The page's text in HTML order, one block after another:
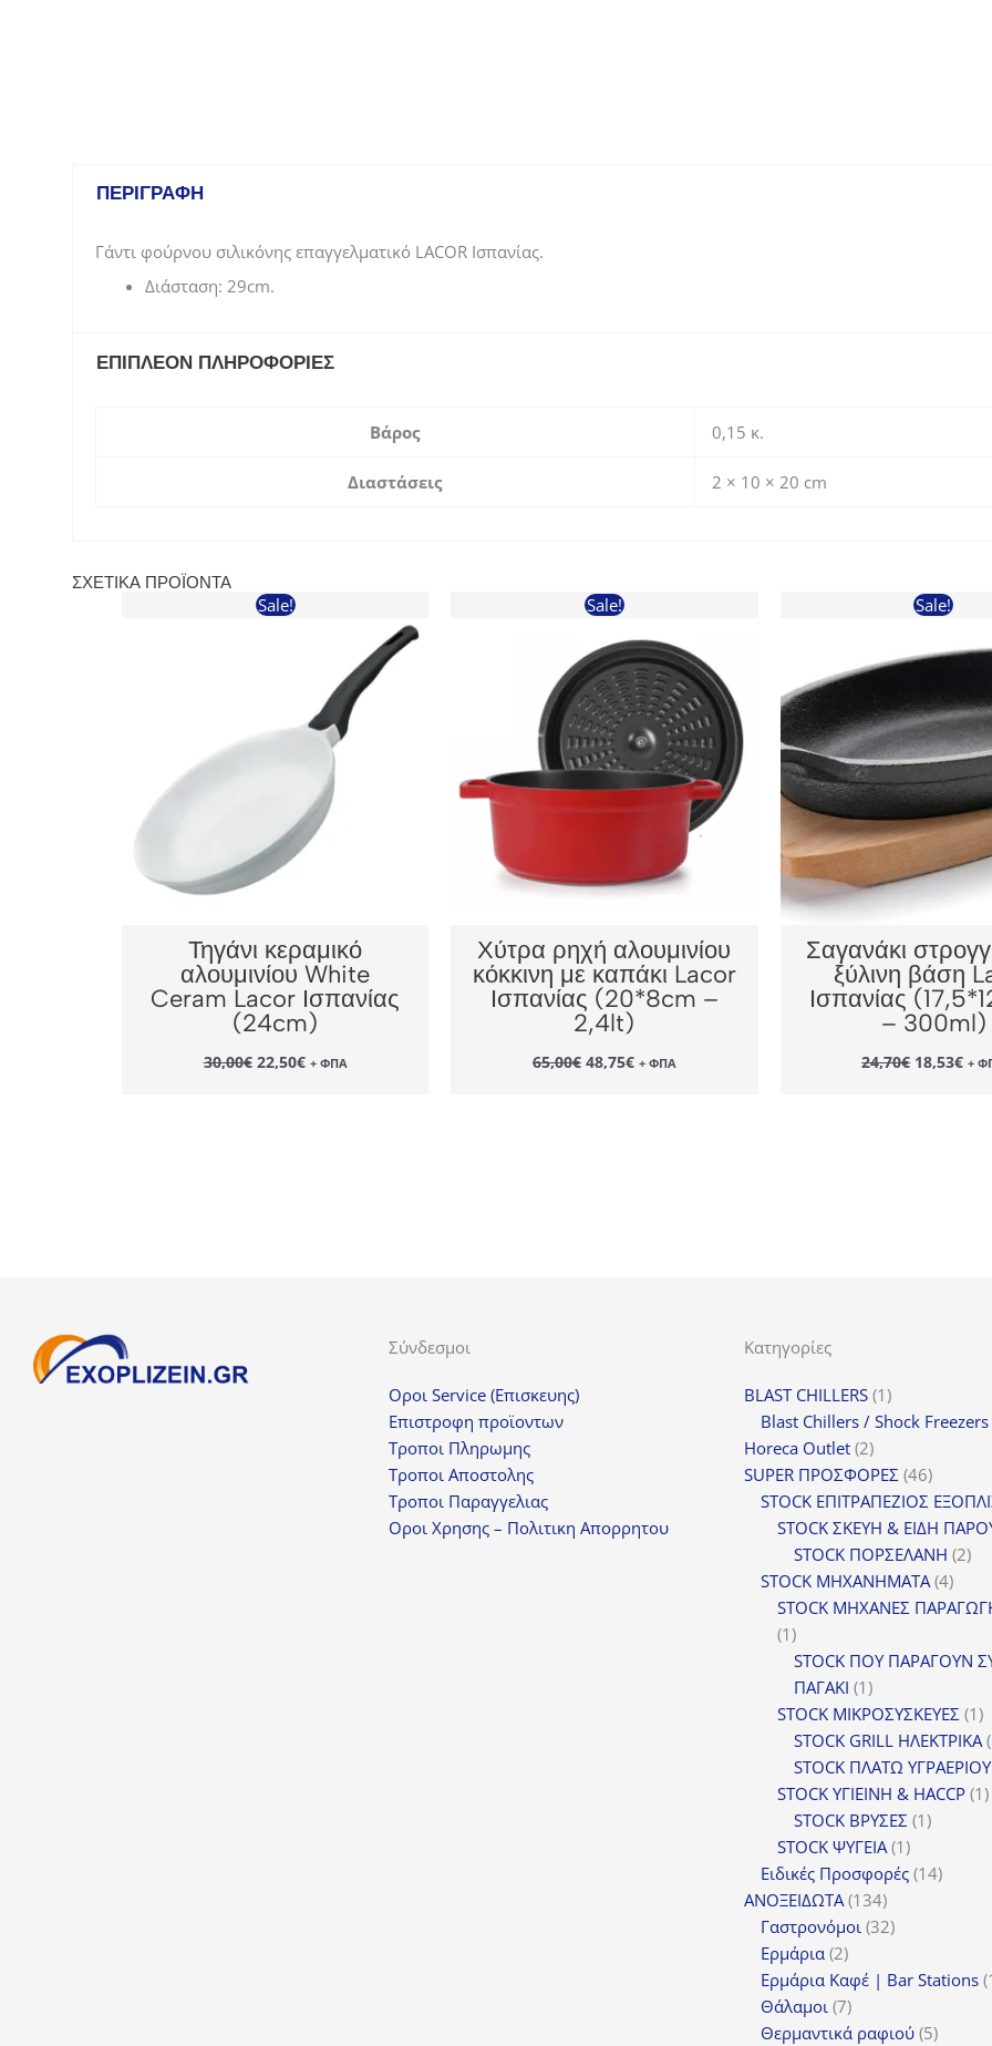
ΠΕΡΙΓΡΑΦΉ
Γάντι φούρνου σιλικόνης επαγγελματικό LACOR Ισπανίας.
Διάσταση: 29cm.
ΕΠΙΠΛΈΟΝ ΠΛΗΡΟΦΟΡΊΕΣ
Βάρος 0,15 κ.
Διαστάσεις 2 × 10 × 20 cm
ΣΧΕΤΙΚΆ ΠΡΟΪΌΝΤΑ
Sale!
Τηγάνι κεραμικό
αλουμινίου White
Ceram Lacor Ισπανίας
(24cm)
30,00€ Original
price
22,50€Η
τρέχουσα
+ ΦΠΑ
Sale!
Χύτρα ρηχή αλουμινίου
κόκκινη με καπάκι Lacor
Ισπανίας (20*8cm –
2,4lt)
65,00€ Original
price
48,75€Η
τρέχουσα
+ ΦΠΑ
Sale!
Σαγανάκι
ξύλινη βάση
Ισπανίας
– 300ml)
24,70€ Original
price
18,53€Η+
Σύνδεσμοι
Οροι Service (Επισκευης)
Επιστροφη προϊοντων
Τροποι Πληρωμης
Τροποι Αποστολης
Τροποι Παραγγελιας
Οροι Χρησης – Πολιτικη Απορρητου
Κατηγορίες
BLAST CHILLERS 11
προϊόν
Blast Chillers / Shock Freezers
Horeca Outlet 22
προϊόντα
SUPER ΠΡΟΣΦΟΡΕΣ 4646
STOCK ΕΠΙΤΡΑΠΕΖΙΟΣ
STOCK ΣΚΕΥΗ & ΕΙΔΗ
STOCK ΠΟΡΣΕΛΑΝΗ 22
STOCK ΜΗΧΑΝΗΜΑΤΑ 44
STOCK ΜΗΧΑΝΕΣ
11
προϊόν
STOCK ΠΟΥ ΠΑΡΑΓΟΥΝ
ΠΑΓΑΚΙ 11
προϊόν
STOCK ΜΙΚΡΟΣΥΣΚΕΥΕΣ 11
STOCK GRILL ΗΛΕΚΤΡΙΚΑ
STOCK ΠΛΑΤΩ ΥΓΡΑΕΡΙΟΥ
STOCK ΥΓΙΕΙΝΗ & HACCP 11
STOCK ΒΡΥΣΕΣ 11
STOCK ΨΥΓΕΙΑ 11
προϊόν
Ειδικές Προσφορές 1414
ΑΝΟΞΕΙΔΩΤΑ 134134
προϊόντα
Γαστρονόμοι 3232
Ερμάρια 22
προϊόντα
Ερμάρια Καφέ | Bar Stations
Θάλαμοι 77
προϊόντα
Θερμαντικά ραφιού 55